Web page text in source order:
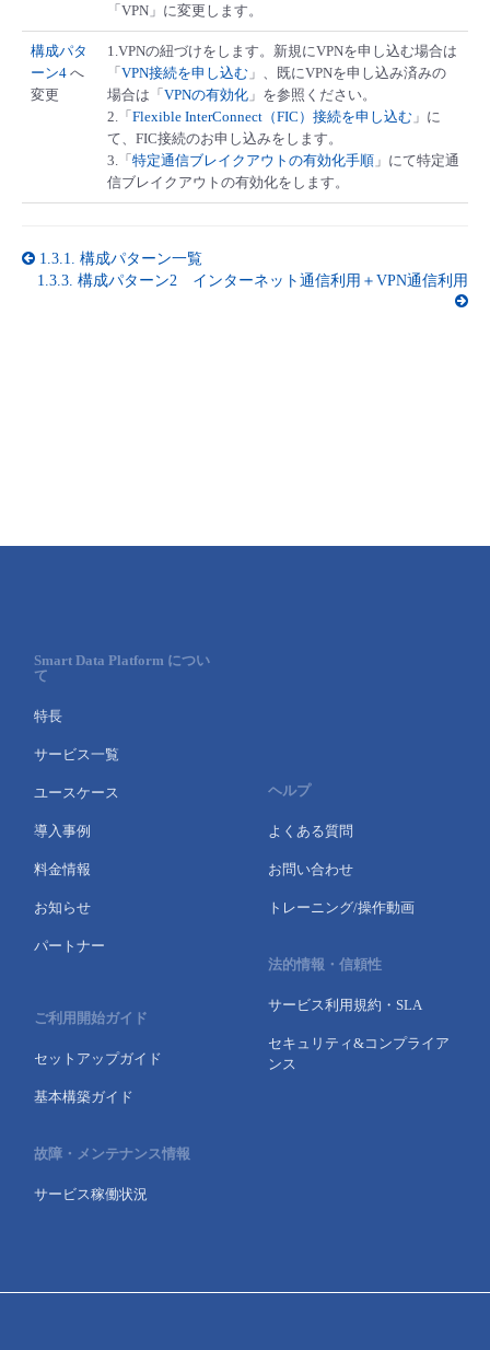
「VPN」に変更します。
構成パタ
ーン4 へ
変更
1.VPNの紐づけをします。新規にVPNを申し込む場合は
「 VPN接続を申し込む 」、既にVPNを申し込み済みの
場合は「 VPNの有効化 」を参照ください。
2.「 Flexible InterConnect（FIC）接続を申し込む 」に
て、FIC接続のお申し込みをします。
3.「 特定通信ブレイクアウトの有効化手順 」にて特定通
信ブレイクアウトの有効化をします。
1.3.1. 構成パターン一覧
1.3.3. 構成パターン2 インターネット通信利用＋VPN通信利用
Smart Data Platform につい
て
特長
サービス一覧
ユースケース
導入事例
料金情報
お知らせ
パートナー
ご利用開始ガイド
セットアップガイド
基本構築ガイド
故障・メンテナンス情報
サービス稼働状況
ヘルプ
よくある質問
お問い合わせ
トレーニング/操作動画
法的情報・信頼性
サービス利用規約・SLA
セキュリティ&コンプライア
ンス